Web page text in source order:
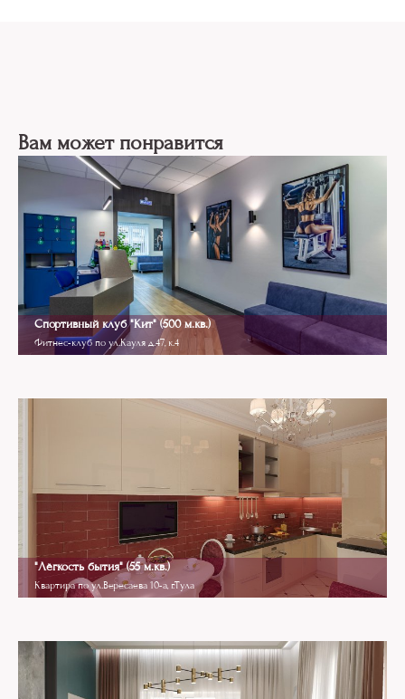
Вам может понравится
Спортивный клуб "Кит" (500 м.кв.)
Фитнес-клуб по ул.Кауля д.47, к.4
Modern Classics
"Лёгкость бытия" (55 м.кв.)
Квартира по ул.Вересаева 10-а, г.Тула